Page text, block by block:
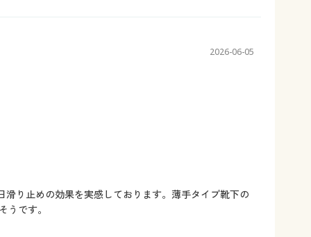
2026-06-05
り止めの効果を実感しております。薄手タイプ靴下の
です。